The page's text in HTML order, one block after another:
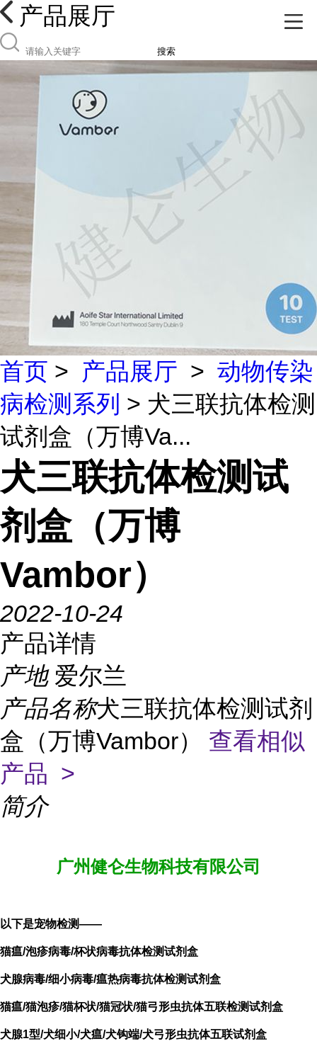
产品展厅
搜索
首页 > 产品展厅 > 动物传染
病检测系列 > 犬三联抗体检测
试剂盒（万博Va...
犬三联抗体检测试
剂盒（万博
Vambor）
2022-10-24
产品详情
产地 爱尔兰
产品名称犬三联抗体检测试剂
盒（万博Vambor） 查看相似
产品 >
简介
广州健仑生物科技有限公司
以下是宠物检测——
猫瘟/泡疹病毒/杯状病毒抗体检测试剂盒
犬腺病毒/细小病毒/瘟热病毒抗体检测试剂盒
猫瘟/猫泡疹/猫杯状/猫冠状/猫弓形虫抗体五联检测试剂盒
犬腺1型/犬细小/犬瘟/犬钩端/犬弓形虫抗体五联试剂盒